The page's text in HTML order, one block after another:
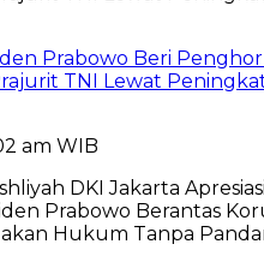
Prabowo Beri
TNI Lewat
am WIB